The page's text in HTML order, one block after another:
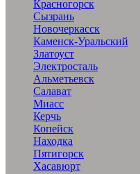
Красногорск
Сызрань
Новочеркасск
Каменск-Уральский
Златоуст
Электросталь
Альметьевск
Салават
Миасс
Керчь
Копейск
Находка
Пятигорск
Хасавюрт